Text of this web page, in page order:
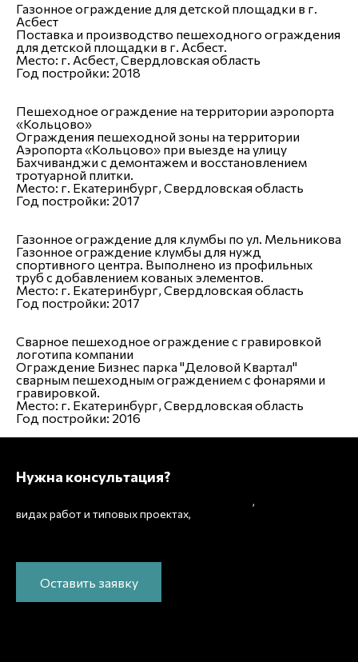
Газонное ограждение для детской площадки в г.
Асбест
Поставка и производство пешеходного ограждения
для детской площадки в г. Асбест.
Место: г. Асбест, Свердловская область
Год постройки: 2018
Пешеходное ограждение на территории аэропорта
«Кольцово»
Ограждения пешеходной зоны на территории
Аэропорта «Кольцово» при выезде на улицу
Бахчиванджи с демонтажем и восстановлением
тротуарной плитки.
Место:г. Екатеринбург, Свердловская область
Год постройки:2017
Газонное ограждение для клумбы по ул. Мельникова
Газонное ограждение клумбы для нужд
спортивного центра. Выполнено из профильных
труб с добавлением кованых элементов.
Место: г. Екатеринбург, Свердловская область
Год постройки:2017
Сварное пешеходное ограждение с гравировкой
логотипа компании
Ограждение Бизнес парка "Деловой Квартал"
сварным пешеходным ограждением с фонарями и
гравировкой.
Место: г. Екатеринбург, Свердловская область
Год постройки:2016
Нужна консультация?
,
видах работ и типовых проектах,
стоимость и подготовим индивидуальное
Оставить заявку